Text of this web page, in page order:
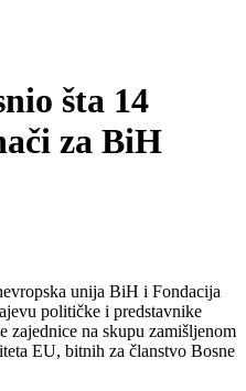
šta 14
za BiH
unija BiH i Fondacija
političke i predstavnike
zajednice na skupu zamišljenom
EU, bitnih za članstvo Bosne